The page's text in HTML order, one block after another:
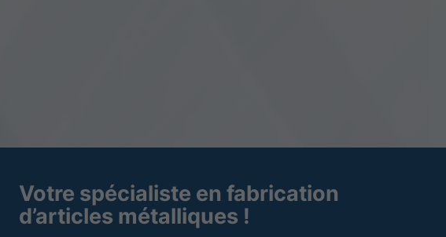
Votre spécialiste en fabrication
d’articles métalliques !